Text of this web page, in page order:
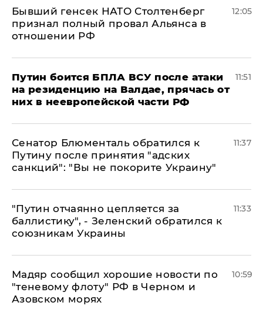
Бывший генсек НАТО Столтенберг
признал полный провал Альянса в
отношении РФ
12:05
Путин боится БПЛА ВСУ после атаки
на резиденцию на Валдае, прячась от
них в неевропейской части РФ
11:51
Сенатор Блюменталь обратился к
Путину после принятия "адских
санкций": "Вы не покорите Украину"
11:37
"Путин отчаянно цепляется за
баллистику", - Зеленский обратился к
союзникам Украины
11:33
Мадяр сообщил хорошие новости по
"теневому флоту" РФ в Черном и
Азовском морях
10:59